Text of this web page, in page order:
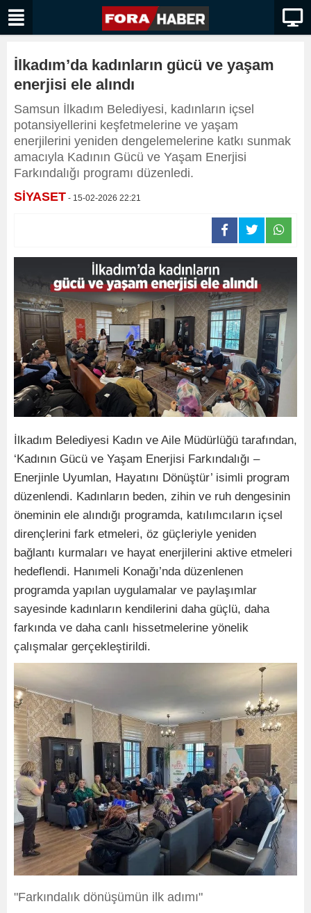
İlkadım’da kadınların gücü ve yaşam
enerjisi ele alındı
Samsun İlkadım Belediyesi, kadınların içsel
potansiyellerini keşfetmelerine ve yaşam
enerjilerini yeniden dengelemelerine katkı sunmak
amacıyla Kadının Gücü ve Yaşam Enerjisi
Farkındalığı programı düzenledi.
SİYASET - 15-02-2026 22:21
İlkadım Belediyesi Kadın ve Aile Müdürlüğü tarafından,
‘Kadının Gücü ve Yaşam Enerjisi Farkındalığı –
Enerjinle Uyumlan, Hayatını Dönüştür’ isimli program
düzenlendi. Kadınların beden, zihin ve ruh dengesinin
öneminin ele alındığı programda, katılımcıların içsel
dirençlerini fark etmeleri, öz güçleriyle yeniden
bağlantı kurmaları ve hayat enerjilerini aktive etmeleri
hedeflendi. Hanımeli Konağı’nda düzenlenen
programda yapılan uygulamalar ve paylaşımlar
sayesinde kadınların kendilerini daha güçlü, daha
farkında ve daha canlı hissetmelerine yönelik
çalışmalar gerçekleştirildi.
"Farkındalık dönüşümün ilk adımı"